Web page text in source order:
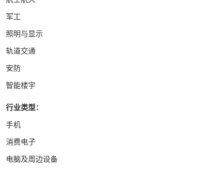
军工
照明与显示
轨道交通
安防
智能楼宇
行业类型：
手机
消费电子
电脑及周边设备